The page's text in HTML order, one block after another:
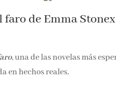
faro de Emma Stonex
, una de las novelas más
en hechos reales.